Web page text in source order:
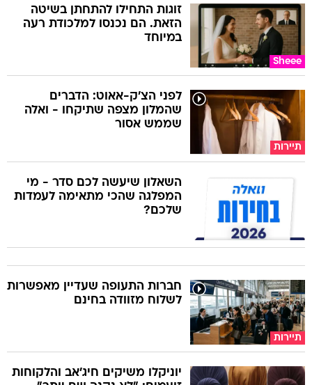
Sheee
זוגות התחילו להתחתן בשיטה
הזאת. הם נכנסו למלכודת רעה
במיוחד
תיירות
לפני הצ'ק-אאוט: הדברים
שהמלון מצפה שתיקחו - ואלה
שממש אסור
השאלון שיעשה לכם סדר - מי
המפלגה שהכי מתאימה לעמדות
שלכם?
תיירות
חברות התעופה שעדיין מאפשרות
לשלוח מזוודה בחינם
יוניקלו משיקים חיג'אב והלקוחות